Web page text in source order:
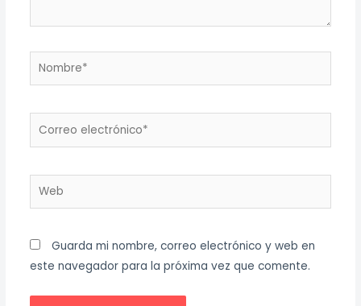
Nombre*
Correo
Web
Guarda mi nombre, correo electrónico y web en
este navegador para la próxima vez que comente.